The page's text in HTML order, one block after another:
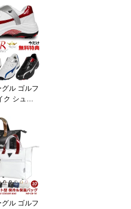
ルフ ラウ
】
ル ゴルフ
ク シュー
ワイドE
ダイヤル
28cmサイ
計 歩きや
鋲 イン
性用靴 防
】
ル ゴルフ